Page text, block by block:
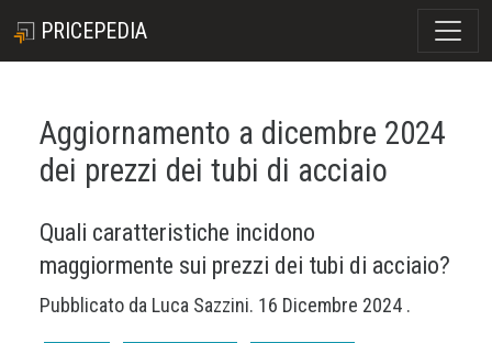
PRICEPEDIA
Aggiornamento a dicembre 2024
dei prezzi dei tubi di acciaio
Quali caratteristiche incidono
maggiormente sui prezzi dei tubi di acciaio?
Pubblicato da Luca Sazzini. 16 Dicembre 2024 .